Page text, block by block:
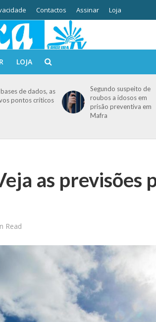
Contactos Assinar Loja
LOJA
de dados, as
pontos críticos
Segundo suspeito de
roubos a idosos em
prisão preventiva em
Mafra
as previsões
Read